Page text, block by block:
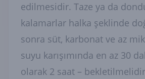
edilmesidir. Taze ya da
kalamarlar halka şeklinde
sonra süt, karbonat ve az
suyu karışımında en az 30
olarak 2 saat –